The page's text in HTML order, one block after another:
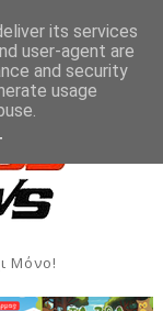
ύδρευση της
Μόνο!
its services
user-agent are
and security
usage